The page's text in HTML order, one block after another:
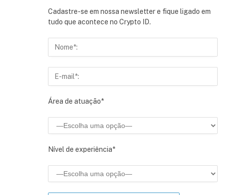
Cadastre-se em nossa newsletter e fique ligado em
tudo que acontece no Crypto ID.
Área de atuação*
Nível de experiência*